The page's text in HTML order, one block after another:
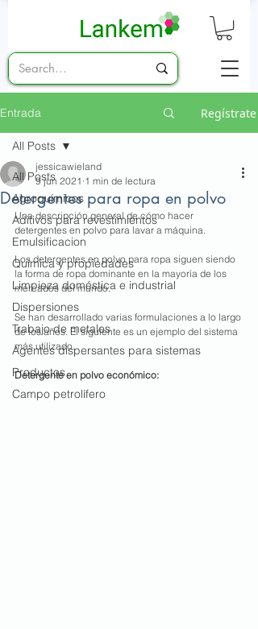
Entrada Regístrate
All Posts
Agroquímicos
Aditivos para revestimientos
Emulsificacion
Química y propiedades
Limpieza doméstica e industrial
Dispersiones
Trabajo de metales
Agentes dispersantes para sistemas
Productos
Campo petrolífero
All Posts
Detergentes para ropa en polvo
jessicawieland
9 jun 2021 1 min de lectura
Una descripción general de cómo hacer
detergentes en polvo para lavar a máquina.
Los detergentes en polvo para ropa siguen siendo
la forma de ropa dominante en la mayoría de los
mercados del mundo.
Se han desarrollado varias formulaciones a lo largo
de los años. El siguiente es un ejemplo del sistema
más utilizado.
Detergente en polvo económico: